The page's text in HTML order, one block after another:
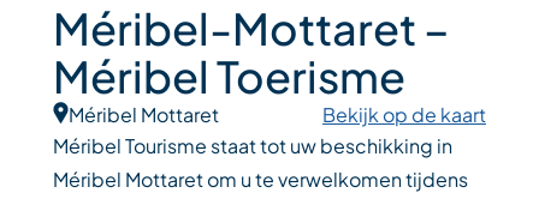
Méribel-Mottaret –
Méribel Toerisme
Méribel Mottaret
Bekijk op de kaart
Méribel Tourisme staat tot uw beschikking in
Méribel Mottaret om u te verwelkomen tijdens